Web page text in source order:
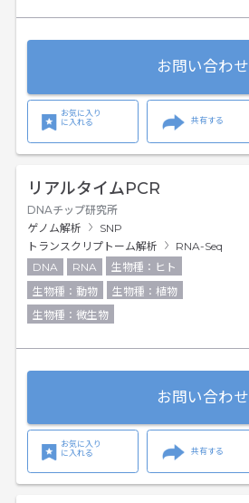
お問い合わせ
お気に入り
に入れる
共有する
リアルタイムPCR
DNAチップ研究所
ゲノム解析
SNP
トランスクリプトーム解析
RNA-Seq
DNA
RNA
生物種：ヒト
生物種：動物
生物種：植物
生物種：微生物
お問い合わせ
お気に入り
に入れる
共有する